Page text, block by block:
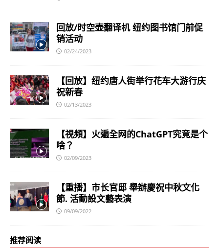
回放/时空壶翻译机 纽约图书馆门前促
销活动
02/24/2023
【回放】纽约唐人街举行花车大游行庆
祝新春
02/13/2023
【視頻】火遍全网的ChatGPT究竟是个
啥？
02/09/2023
【重播】市长官邸 舉辦慶祝中秋文化
節. 活動設文藝表演
09/09/2022
推荐阅读